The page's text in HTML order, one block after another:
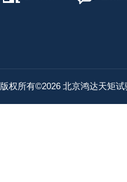
版权所有©2026 北京鸿达天矩